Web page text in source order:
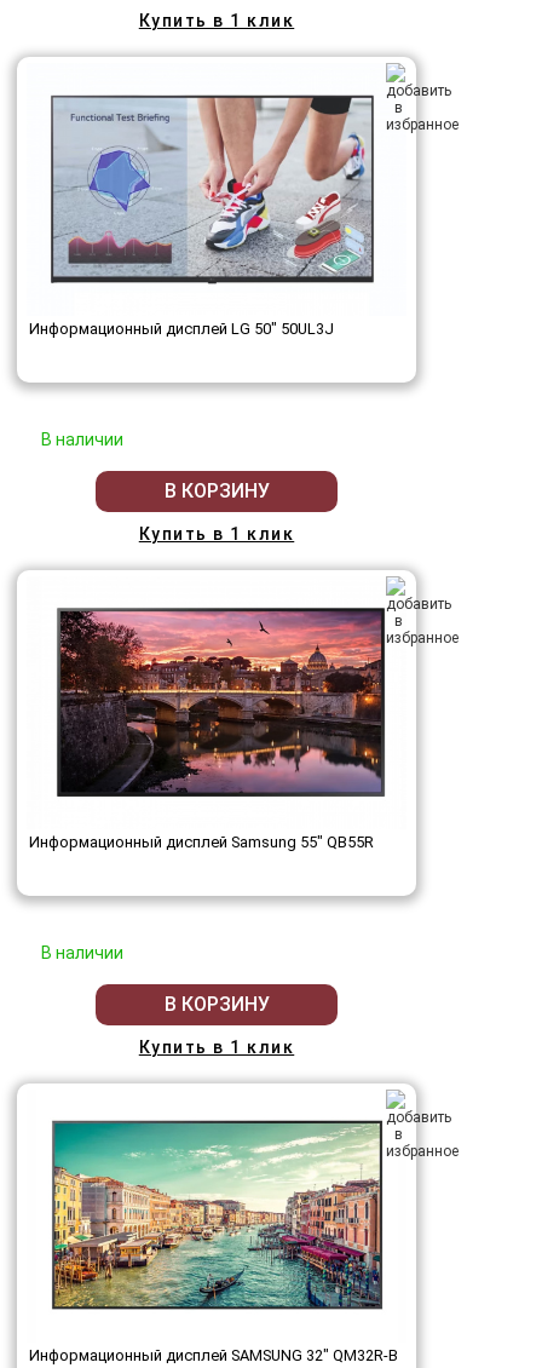
Купить в 1 клик
Информационный дисплей LG 50" 50UL3J
В наличии
В КОРЗИНУ
Купить в 1 клик
Информационный дисплей Samsung 55" QB55R
В наличии
В КОРЗИНУ
Купить в 1 клик
Информационный дисплей SAMSUNG 32" QM32R-B